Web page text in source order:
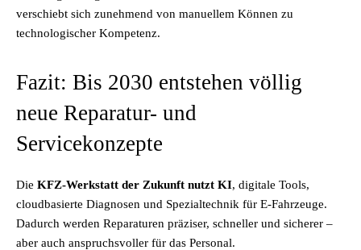
verschiebt sich zunehmend von manuellem Können zu
technologischer Kompetenz.
Fazit: Bis 2030 entstehen völlig
neue Reparatur- und
Servicekonzepte
Die KFZ-Werkstatt der Zukunft nutzt KI, digitale Tools,
cloudbasierte Diagnosen und Spezialtechnik für E-Fahrzeuge.
Dadurch werden Reparaturen präziser, schneller und sicherer –
aber auch anspruchsvoller für das Personal.